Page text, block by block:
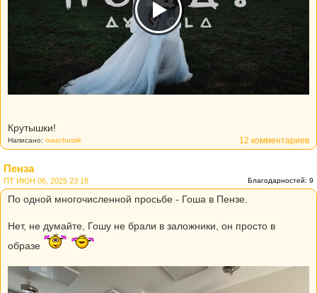
Крутышки!
12 комментариев
Написано: maschustik
Пенза
Благодарностей: 9
ПТ ИЮН 06, 2025 23:18
По одной многочисленной просьбе - Гоша в Пензе.
Нет, не думайте, Гошу не брали в заложники, он просто в
образе